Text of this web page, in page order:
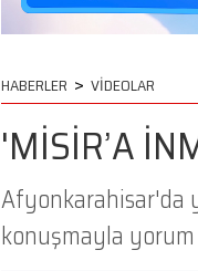
HABERLER > VİDEOLAR
'MİSİR’A
Afyonkarahisar'da
konuşmayla